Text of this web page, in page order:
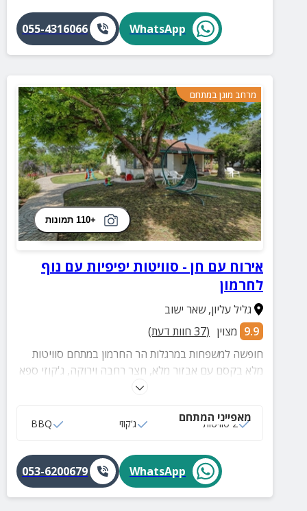
WhatsApp
055-4316066
מרחב מוגן במתחם
+110 תמונות
אירוח עם חן - סוויטות יפיפיות עם נוף
לחרמון
גליל עליון,שאר ישוב
9.9 מצוין (
37 חוות דעת)
חופשה למשפחות במרגלות הר החרמון במתחם סוויטות
מלא בקסם עם אבזור מלא, חצר רחבה וירוקה, ג'קוזי ספא
ועוד שלל הנאות מול הנוף המרהיב
מאפייני המתחם
2 סוויטות ג‘קוזי BBQ
WhatsApp
053-6200679